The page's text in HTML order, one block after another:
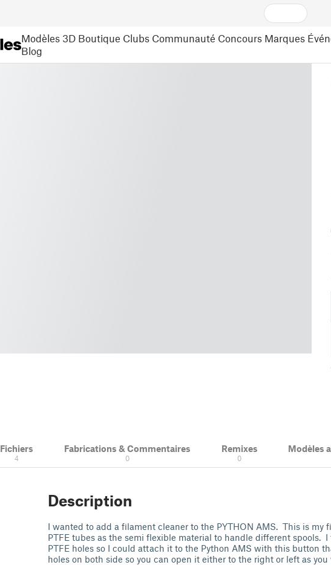
Modèles 3D Boutique Clubs Communauté Concours Marques
Blog
Fichiers
4
Fabrications & Commentaires
0
Remixes
0
Modèles
Description
I wanted to add a filament cleaner to the PYTHON AMS. This is my
PTFE tubes as the semi flexible material to handle different spools.
PTFE holes so I could attach it to the Python AMS with this button
holes on both side so you can open it either to the right or left as